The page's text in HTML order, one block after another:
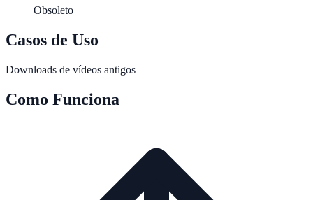
Obsoleto
Casos de Uso
Downloads de vídeos antigos
Como Funciona